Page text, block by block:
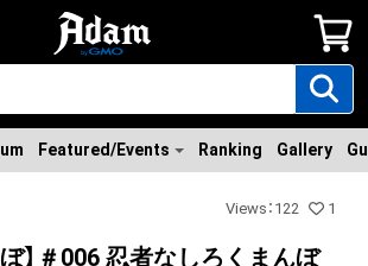
Featured/Events Ranking Gallery
Views ： 122 1
ぼ】＃006 忍者なしろくまんぼ